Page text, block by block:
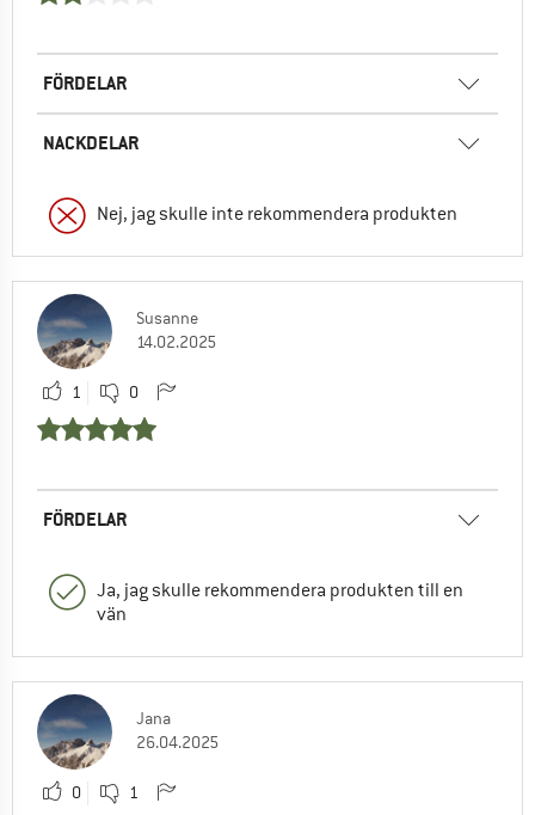
FÖRDELAR
NACKDELAR
Nej, jag skulle inte rekommendera produkten
Susanne
14.02.2025
1 0
FÖRDELAR
Ja, jag skulle rekommendera produkten till en
vän
Jana
26.04.2025
0 1